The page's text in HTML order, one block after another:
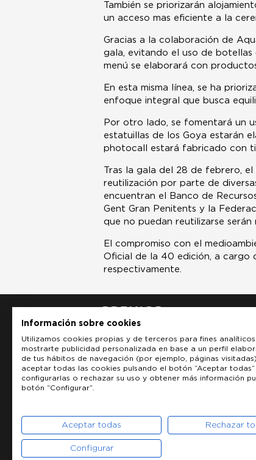
También se priorizarán
un acceso mas eficiente a la
Gracias a la colaboración de
gala, evitando el uso de botellas
menú se elaborará con
En esta misma línea, se ha
enfoque integral que busca
Por otro lado, se fomentará un
estatuillas de los Goya estarán
photocall estará fabricado con
Tras la gala del 28 de febrero,
reutilización por parte de
encuentran el Banco de
Gent Gran Penitents y la
que no puedan reutilizarse serán
El compromiso con el
Oficial de la 40 edición, a cargo
respectivamente.
Información sobre cookies
Utilizamos cookies propias y de terceros para fines
mostrarte publicidad personalizada en base a un perfil
de tus hábitos de navegación (por ejemplo, páginas
aceptar todas las cookies pulsando el botón “Aceptar todas”
configurarlas o rechazar su uso y obtener más información
botón “Configurar”.
Aceptar todas Rechazar
Configurar